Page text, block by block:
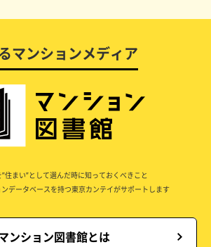
マンションメディア
住まい”として選んだ時に知っておくべきこと
データベースを持つ東京カンテイがサポートします
ンション図書館とは